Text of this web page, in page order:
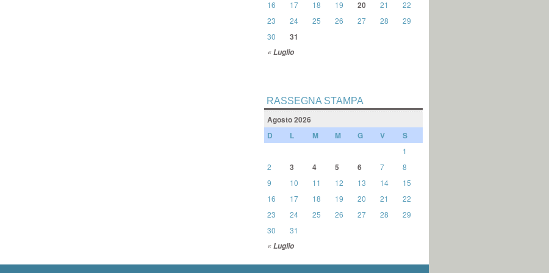
« Luglio
16
17 18 19 20 21
22
23
24 25 26 27 28
29
30
31
RASSEGNA STAMPA
Agosto 2026
D
L M M G V S
« Luglio
1
2
3 4 5 6 7
8
9
10 11 12 13 14
15
16
17 18 19 20 21
22
23
24 25 26 27 28
29
30
31